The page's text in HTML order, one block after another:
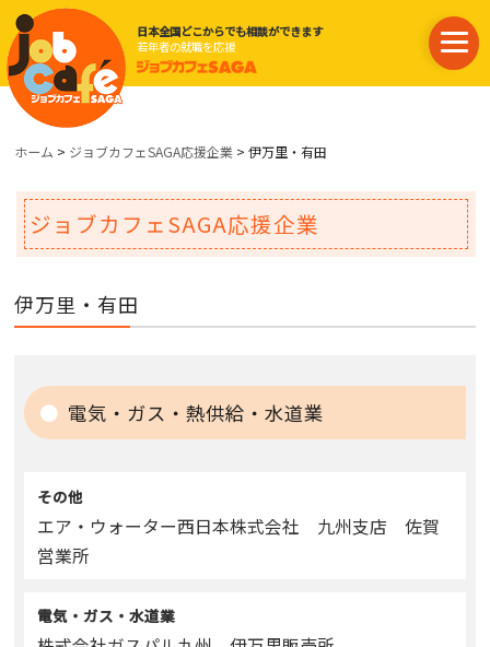
日本全国どこからでも相談ができます
若年者の就職を応援
ホーム > ジョブカフェSAGA応援企業 > 伊万里・有田
ジョブカフェSAGA応援企業
伊万里・有田
電気・ガス・熱供給・水道業
その他
エア・ウォーター西日本株式会社 九州支店 佐賀
営業所
電気・ガス・水道業